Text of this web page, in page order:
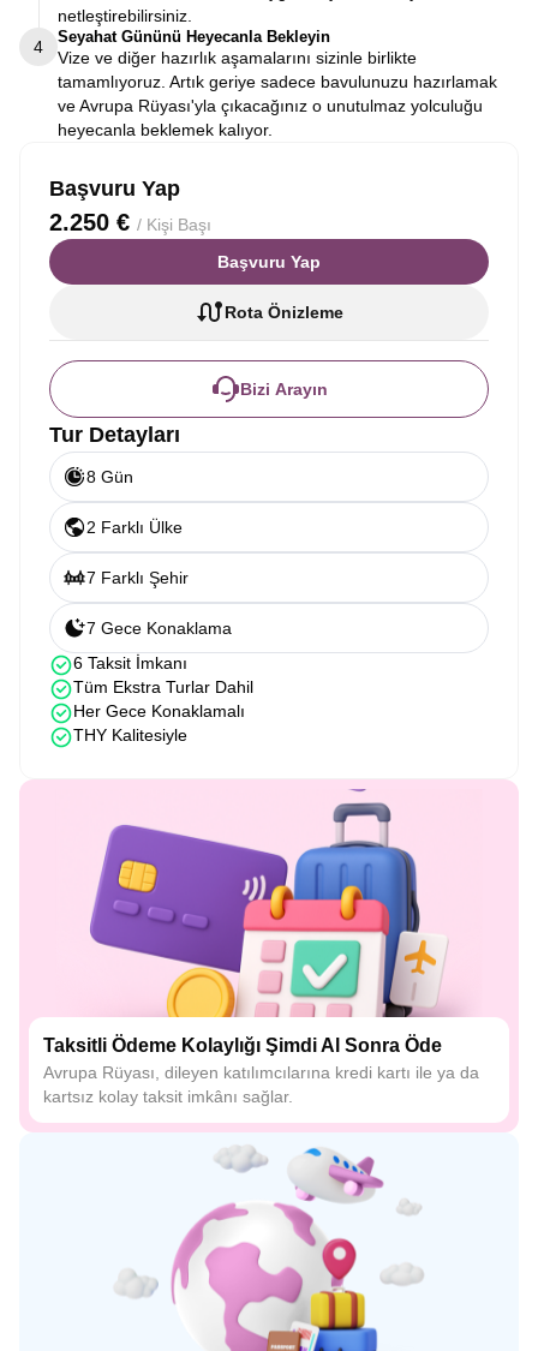
netleştirebilirsiniz.
4
Seyahat Gününü Heyecanla Bekleyin
Vize ve diğer hazırlık aşamalarını sizinle birlikte
tamamlıyoruz. Artık geriye sadece bavulunuzu hazırlamak
ve Avrupa Rüyası'yla çıkacağınız o unutulmaz yolculuğu
heyecanla beklemek kalıyor.
Başvuru Yap
2.250 € / Kişi Başı
Başvuru Yap
Rota Önizleme
Bizi Arayın
Tur Detayları
8 Gün
2 Farklı Ülke
7 Farklı Şehir
7 Gece Konaklama
6 Taksit İmkanı
Tüm Ekstra Turlar Dahil
Her Gece Konaklamalı
THY Kalitesiyle
Taksitli Ödeme Kolaylığı Şimdi Al Sonra Öde
Avrupa Rüyası, dileyen katılımcılarına kredi kartı ile ya da
kartsız kolay taksit imkânı sağlar.